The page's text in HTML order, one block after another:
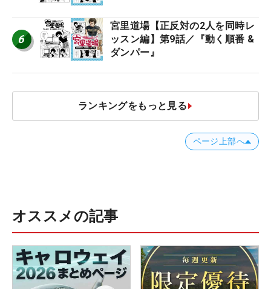
6
宮里道場【正反対の2人を同時レ
ッスン編】第9話／『動く順番 &
ダンパー』
ランキングをもっと見る
ページ上部へ
オススメの記事